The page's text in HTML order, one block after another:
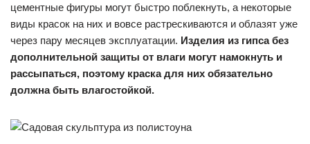
цементные фигуры могут быстро поблекнуть, а некоторые
виды красок на них и вовсе растрескиваются и облазят уже
через пару месяцев эксплуатации. Изделия из гипса без
дополнительной защиты от влаги могут намокнуть и
рассыпаться, поэтому краска для них обязательно
должна быть влагостойкой.